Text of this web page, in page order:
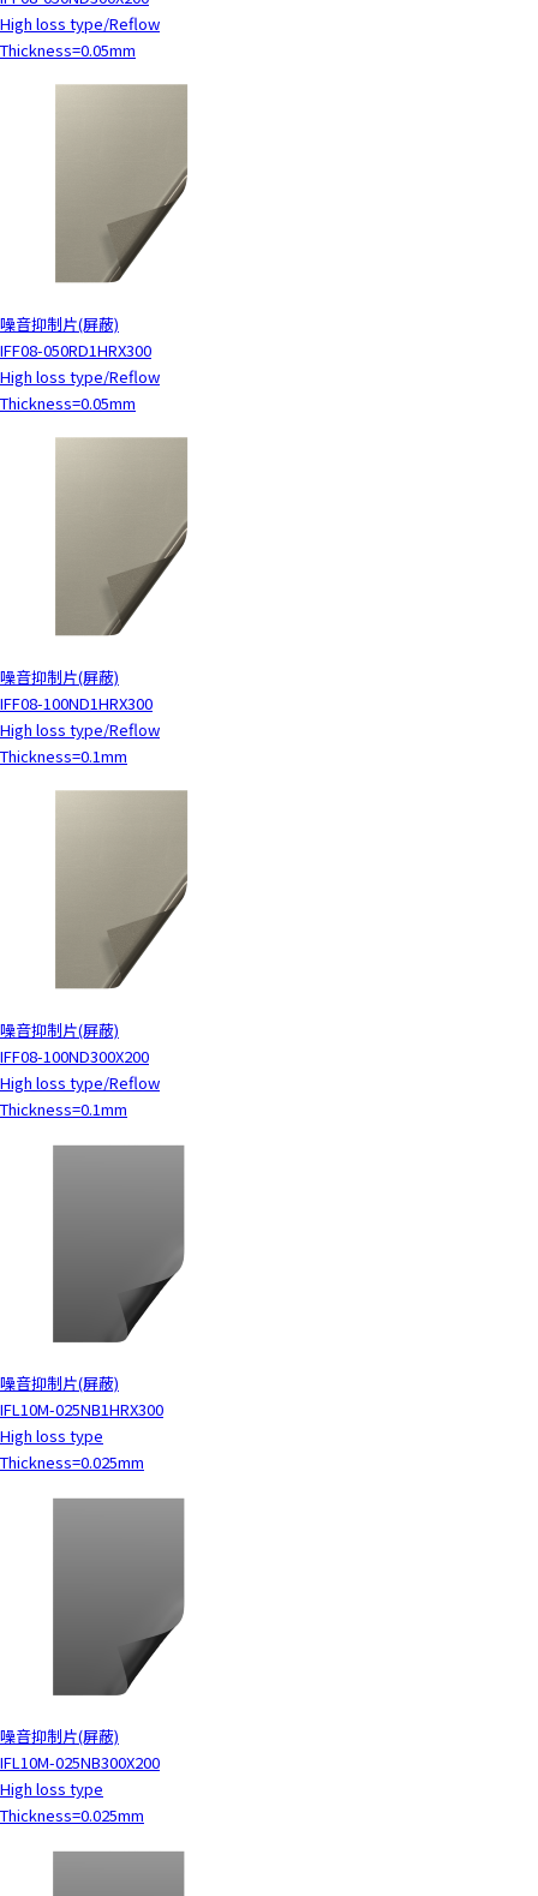
High loss type/Reflow
Thickness=0.05mm
噪音抑制片(屏蔽)
IFF08-050RD1HRX300
High loss type/Reflow
Thickness=0.05mm
噪音抑制片(屏蔽)
IFF08-100ND1HRX300
High loss type/Reflow
Thickness=0.1mm
噪音抑制片(屏蔽)
IFF08-100ND300X200
High loss type/Reflow
Thickness=0.1mm
噪音抑制片(屏蔽)
IFL10M-025NB1HRX300
High loss type
Thickness=0.025mm
噪音抑制片(屏蔽)
IFL10M-025NB300X200
High loss type
Thickness=0.025mm